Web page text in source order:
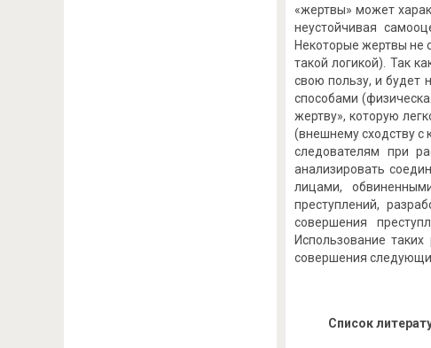
«жертвы» может
неустойчивая
Некоторые жертвы не
такой логикой). Так
свою пользу, и будет
способами
жертву», которую
(внешнему сходству с
следователям при
анализировать
лицами,
преступлений,
совершения
Использование
совершения
Список